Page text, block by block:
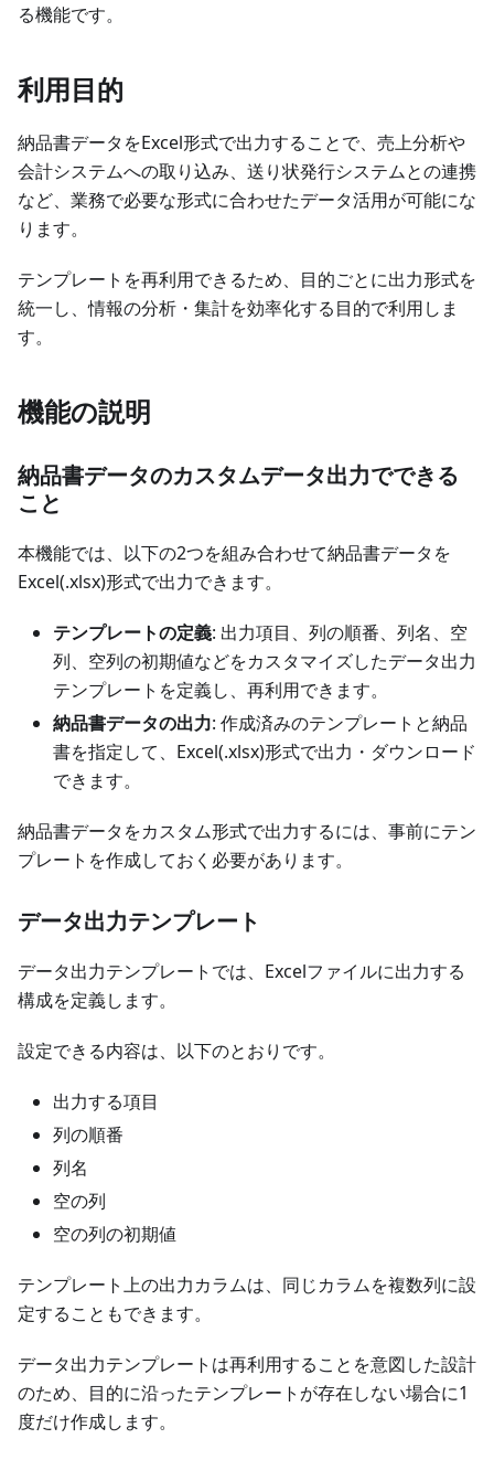
る機能です。
利用目的
納品書データをExcel形式で出力することで、売上分析や
会計システムへの取り込み、送り状発行システムとの連携
など、業務で必要な形式に合わせたデータ活用が可能にな
ります。
テンプレートを再利用できるため、目的ごとに出力形式を
統一し、情報の分析・集計を効率化する目的で利用しま
す。
機能の説明
納品書データのカスタムデータ出力でできる
こと
本機能では、以下の2つを組み合わせて納品書データを
Excel(.xlsx)形式で出力できます。
テンプレートの定義: 出力項目、列の順番、列名、空
列、空列の初期値などをカスタマイズしたデータ出力
テンプレートを定義し、再利用できます。
納品書データの出力: 作成済みのテンプレートと納品
書を指定して、Excel(.xlsx)形式で出力・ダウンロード
できます。
納品書データをカスタム形式で出力するには、事前にテン
プレートを作成しておく必要があります。
データ出力テンプレート
データ出力テンプレートでは、Excelファイルに出力する
構成を定義します。
設定できる内容は、以下のとおりです。
出力する項目
列の順番
列名
空の列
空の列の初期値
テンプレート上の出力カラムは、同じカラムを複数列に設
定することもできます。
データ出力テンプレートは再利用することを意図した設計
のため、目的に沿ったテンプレートが存在しない場合に1
度だけ作成します。